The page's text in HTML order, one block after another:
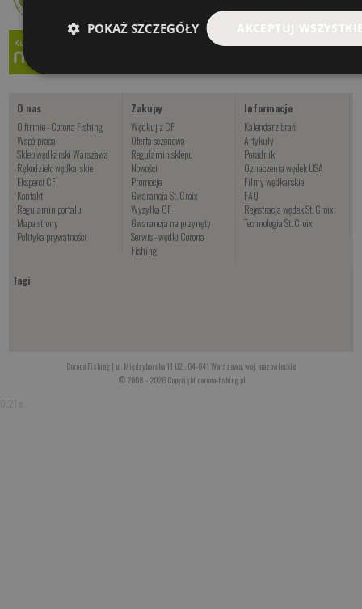
O nas
O firmie - Corona Fishing
Współpraca
Sklep wędkarski Warszawa
Rękodzieło wędkarskie
Eksperci CF
Kontakt
Regulamin portalu
Mapa strony
Polityka prywatności
Zakupy
Wędkuj z CF
Oferta sezonowa
Regulamin sklepu
Nowości
Promocje
Gwarancja St. Croix
Wysyłka CF
Gwarancja na przynęty
Serwis - wędki Corona
Fishing
Informacje
Kalendarz brań
Artykuły
Poradniki
Oznaczenia wędek USA
Filmy wędkarskie
FAQ
Rejestracja wędek St. Croix
Technologia St. Croix
Tagi
Corona Fishing | ul. Międzyborska 11 U2 , 04-041 Warszawa, woj. mazowieckie
© 2008 - 2026 Copyright corona-fishing.pl
AKCEPTUJ
POKAŻ SZCZEGÓŁY